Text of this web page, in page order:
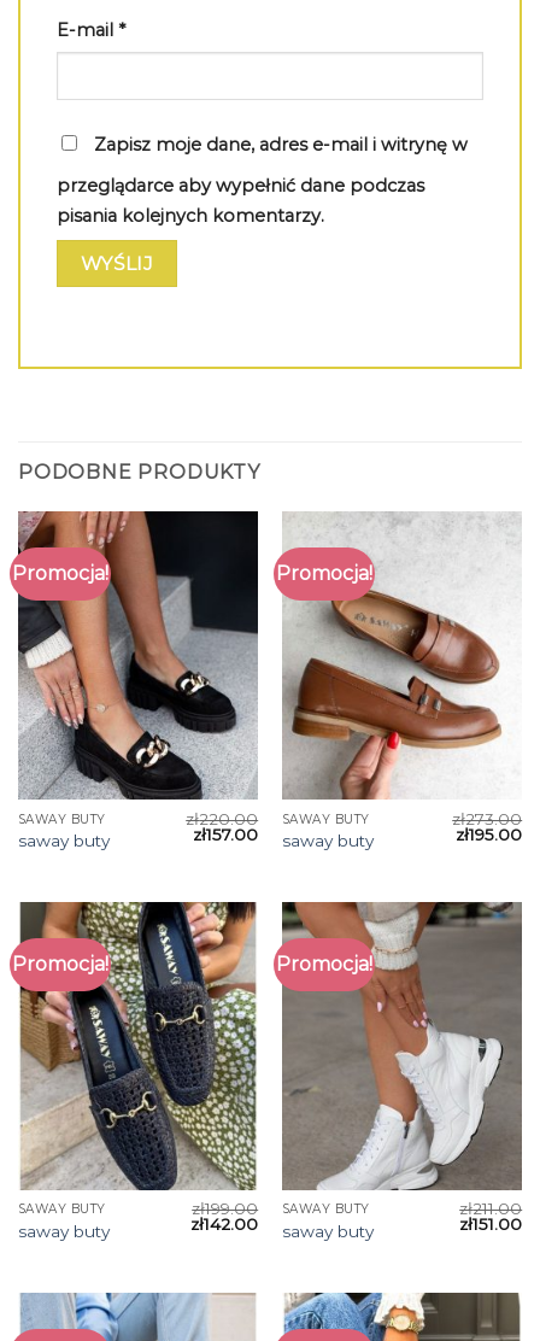
E-mail *
Zapisz moje dane, adres e-mail i witrynę w
przeglądarce aby wypełnić dane podczas
pisania kolejnych komentarzy.
PODOBNE PRODUKTY
Promocja!
SAWAY BUTY
saway buty
zł220.00
zł157.00
Promocja!
SAWAY BUTY
saway buty
zł273.00
zł195.00
Promocja!
SAWAY BUTY
saway buty
zł199.00
zł142.00
Promocja!
SAWAY BUTY
saway buty
zł211.00
zł151.00